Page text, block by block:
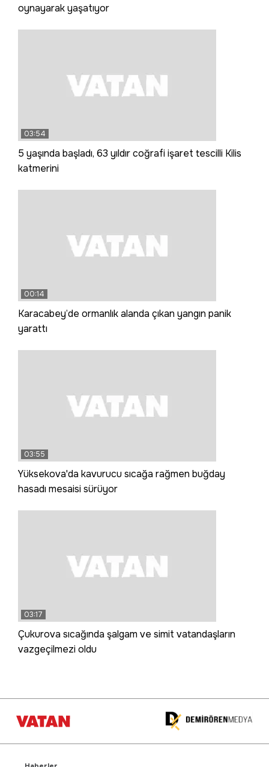
oynayarak yaşatıyor
03:54
5 yaşında başladı, 63 yıldır coğrafi işaret tescilli Kilis
katmerini
00:14
Karacabey’de ormanlık alanda çıkan yangın panik
yarattı
03:55
Yüksekova'da kavurucu sıcağa rağmen buğday
hasadı mesaisi sürüyor
03:17
Çukurova sıcağında şalgam ve simit vatandaşların
vazgeçilmezi oldu